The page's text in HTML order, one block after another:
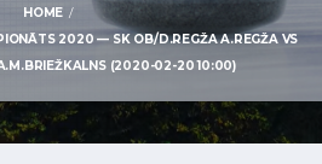
HOME
2020 — SK OB/D.REGŽA A.REGŽA VS
(2020-02-20 10:00)